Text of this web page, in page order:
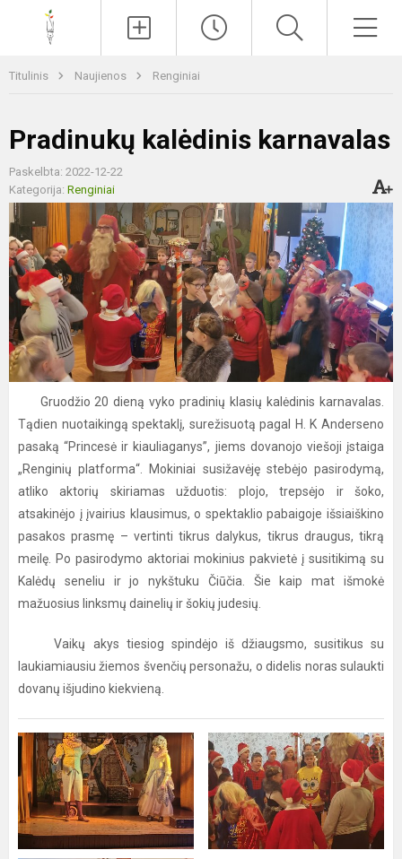
Titulinis Naujienos Renginiai
Pradinukų kalėdinis karnavalas
Paskelbta: 2022-12-22
Kategorija: Renginiai
Gruodžio 20 dieną vyko pradinių klasių kalėdinis karnavalas.
Tądien nuotaikingą spektaklį, surežisuotą pagal H. K Anderseno
pasaką “Princesė ir kiauliaganys”, jiems dovanojo viešoji įstaiga
„Renginių platforma“. Mokiniai susižavėję stebėjo pasirodymą,
atliko aktorių skiriamas užduotis: plojo, trepsėjo ir šoko,
atsakinėjo į įvairius klausimus, o spektaklio pabaigoje išsiaiškino
pasakos prasmę – vertinti tikrus dalykus, tikrus draugus, tikrą
meilę. Po pasirodymo aktoriai mokinius pakvietė į susitikimą su
Kalėdų seneliu ir jo nykštuku Čiūčia. Šie kaip mat išmokė
mažuosius linksmų dainelių ir šokių judesių.
Vaikų akys tiesiog spindėjo iš džiaugsmo, susitikus su
laukiamiausiu žiemos švenčių personažu, o didelis noras sulaukti
dovanų išjudino kiekvieną.